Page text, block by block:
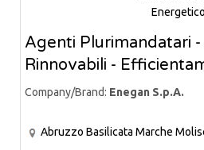
Agenti Plurimandatari -
Rinnovabili -
Company/Brand: Enegan S.p.A.
Abruzzo Basilicata Marche